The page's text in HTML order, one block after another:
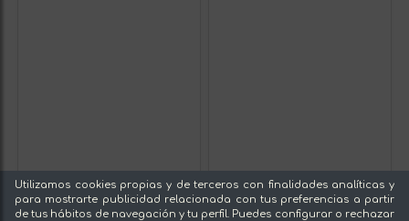
Utilizamos cookies propias y de terceros con finalidades analíticas y
para mostrarte publicidad relacionada con tus preferencias a partir
de tus hábitos de navegación y tu perfil. Puedes configurar o rechazar